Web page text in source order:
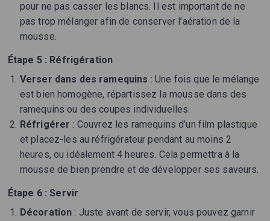
pour ne pas casser les blancs. Il est important de ne
pas trop mélanger afin de conserver l’aération de la
mousse.
Étape 5 : Réfrigération
Verser dans des ramequins : Une fois que le mélange
est bien homogène, répartissez la mousse dans des
ramequins ou des coupes individuelles.
Réfrigérer : Couvrez les ramequins d’un film plastique
et placez-les au réfrigérateur pendant au moins 2
heures, ou idéalement 4 heures. Cela permettra à la
mousse de bien prendre et de développer ses saveurs.
Étape 6 : Servir
Décoration : Juste avant de servir, vous pouvez garnir